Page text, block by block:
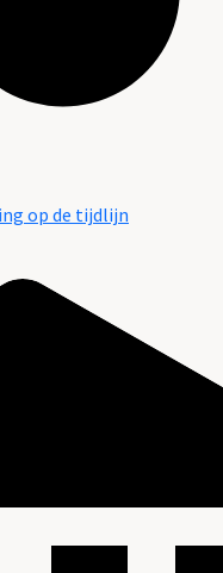
op de tijdlijn